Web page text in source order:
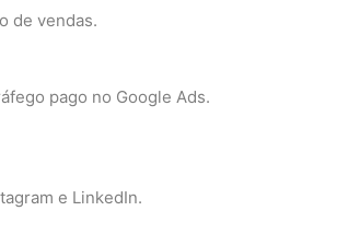
de vendas.
pago no Google Ads.
e LinkedIn.